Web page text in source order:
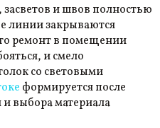
и швов полностью
линии закрываются
ремонт в помещении
и смело
со световыми
формируется после
выбора материала